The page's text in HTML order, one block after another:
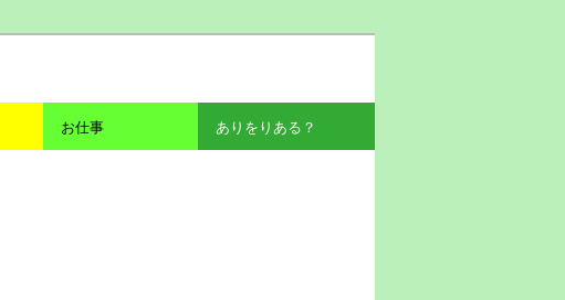
お仕事 ありをりある？